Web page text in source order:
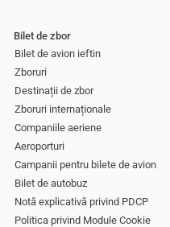
Bilet de zbor
Bilet de avion ieftin
Zboruri
Destinații de zbor
Zboruri internaționale
Companiile aeriene
Aeroporturi
Campanii pentru bilete de avion
Bilet de autobuz
Notă explicativă privind PDCP
Politica privind Module Cookie